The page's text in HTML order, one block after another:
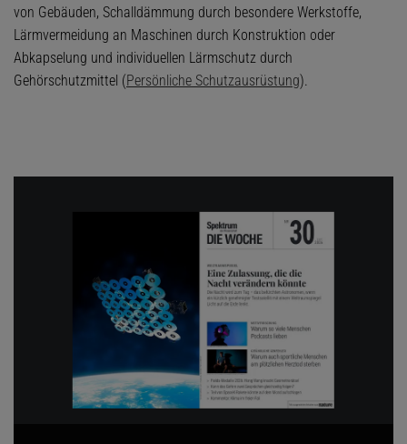
von Gebäuden, Schalldämmung durch besondere Werkstoffe,
Lärmvermeidung an Maschinen durch Konstruktion oder
Abkapselung und individuellen Lärmschutz durch
Gehörschutzmittel (Persönliche Schutzausrüstung).